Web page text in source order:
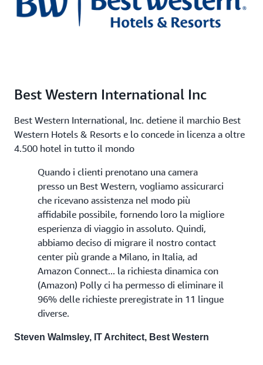
Best Western International Inc
Best Western International, Inc. detiene il marchio Best
Western Hotels & Resorts e lo concede in licenza a oltre
4.500 hotel in tutto il mondo
Quando i clienti prenotano una camera
presso un Best Western, vogliamo assicurarci
che ricevano assistenza nel modo più
affidabile possibile, fornendo loro la migliore
esperienza di viaggio in assoluto. Quindi,
abbiamo deciso di migrare il nostro contact
center più grande a Milano, in Italia, ad
Amazon Connect... la richiesta dinamica con
(Amazon) Polly ci ha permesso di eliminare il
96% delle richieste preregistrate in 11 lingue
diverse.
Steven Walmsley, IT Architect, Best Western